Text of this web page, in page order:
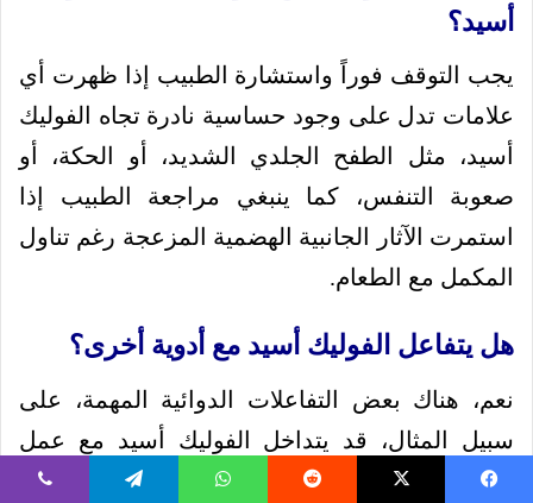
أسيد؟
يجب التوقف فوراً واستشارة الطبيب إذا ظهرت أي
علامات تدل على وجود حساسية نادرة تجاه الفوليك
أسيد، مثل الطفح الجلدي الشديد، أو الحكة، أو
صعوبة التنفس، كما ينبغي مراجعة الطبيب إذا
استمرت الآثار الجانبية الهضمية المزعجة رغم تناول
المكمل مع الطعام.
هل يتفاعل الفوليك أسيد مع أدوية أخرى؟
نعم، هناك بعض التفاعلات الدوائية المهمة، على
سبيل المثال، قد يتداخل الفوليك أسيد مع عمل
بعض أدوية الصرع أو أدوية العلاج الكيميائي، لذلك،